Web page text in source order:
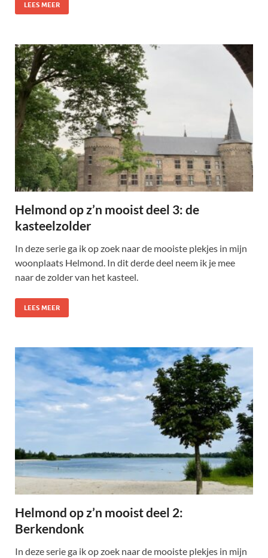
LEES MEER
Helmond op z’n mooist deel 3: de
kasteelzolder
In deze serie ga ik op zoek naar de mooiste plekjes in mijn
woonplaats Helmond. In dit derde deel neem ik je mee
naar de zolder van het kasteel.
LEES MEER
Helmond op z’n mooist deel 2:
Berkendonk
In deze serie ga ik op zoek naar de mooiste plekjes in mijn